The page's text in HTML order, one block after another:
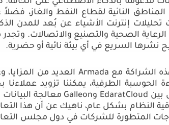
النائية لقطاع النفط والغاز،
تحليلات إنترنت الأشياء عن بُعد للمدن
الصحية والتصنيع والاتصالات. وتجدر
نشرها السريع في أي بيئة نائية أو حضرية.
الشراكة مع Armada العديد من المزايا،
الحوسبة الطرفية، يمكننا تزويد عملاءنا
بين EdaratCloud وGalleon معالجة
النظام بشكل عام، ناهيك عن أن هذا
المتطورة للشركات في دول مجلس